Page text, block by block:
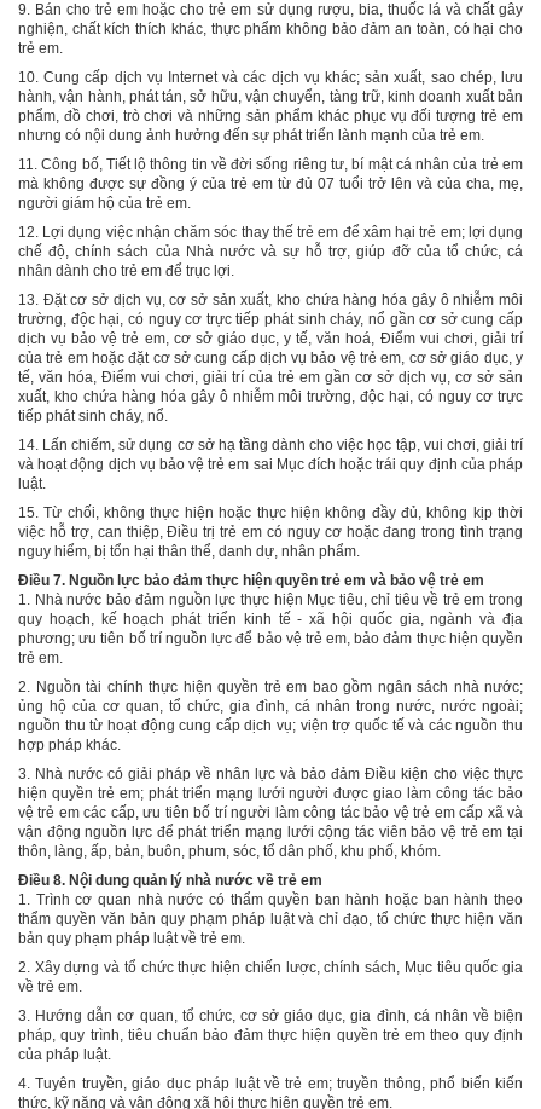
9. Bán cho trẻ em hoặc cho trẻ em sử dụng rượu, bia, thuốc lá và chất gây
nghiện, chất kích thích khác, thực phẩm không bảo đảm an toàn, có hại cho
trẻ em.
10.Cung cấp dịch vụ Internet và các dịch vụ khác; sản xuất, sao chép, lưu
hành, vận hành, phát tán, sở hữu, vận chuyển, tàng trữ, kinh doanh xuất bản
phẩm, đồ chơi, trò chơi và những sản phẩm khác phục vụ đối tượng trẻ em
nhưng có nội dung ảnh hưởng đến sự phát triển lành mạnh của trẻ em.
11. Công bố, Tiết lộ thông tin về đời sống riêng tư, bí mật cá nhân của trẻ em
mà không được sự đồng ý của trẻ em từ đủ 07 tuổi trở lên và của cha, mẹ,
người giám hộ của trẻ em.
12. Lợi dụng việc nhận chăm sóc thay thế trẻ em để xâm hại trẻ em; lợi dụng
chế độ, chính sách của Nhà nước và sự hỗ trợ, giúp đỡ của tổ chức, cá
nhân dành cho trẻ em để trục lợi.
13. Đặt cơ sở dịch vụ, cơ sở sản xuất, kho chứa hàng hóa gây ô nhiễm môi
trường, độc hại, có nguy cơ trực tiếp phát sinh cháy, nổ gần cơ sở cung cấp
dịch vụ bảo vệ trẻ em, cơ sở giáo dục, y tế, văn hoá, Điểm vui chơi, giải trí
của trẻ em hoặc đặt cơ sở cung cấp dịch vụ bảo vệ trẻ em, cơ sở giáo dục, y
tế, văn hóa, Điểm vui chơi, giải trí của trẻ em gần cơ sở dịch vụ, cơ sở sản
xuất, kho chứa hàng hóa gây ô nhiễm môi trường, độc hại, có nguy cơ trực
tiếp phát sinh cháy, nổ.
14. Lấn chiếm, sử dụng cơ sở hạ tầng dành cho việc học tập, vui chơi, giải trí
và hoạt động dịch vụ bảo vệ trẻ em sai Mục đích hoặc trái quy định của pháp
luật.
15. Từ chối, không thực hiện hoặc thực hiện không đầy đủ, không kịp thời
việc hỗ trợ, can thiệp, Điều trị trẻ em có nguy cơ hoặc đang trong tình trạng
nguy hiểm, bị tổn hại thân thể, danh dự, nhân phẩm.
Điều 7. Nguồn lực bảo đảm thực hiện quyền trẻ em và bảo vệ trẻ em
1. Nhà nước bảo đảm nguồn lực thực hiện Mục tiêu, chỉ tiêu về trẻ em trong
quy hoạch, kế hoạch phát triển kinh tế - xã hội quốc gia, ngành và địa
phương; ưu tiên bố trí nguồn lực để bảo vệ trẻ em, bảo đảm thực hiện quyền
trẻ em.
2. Nguồn tài chính thực hiện quyền trẻ em bao gồm ngân sách nhà nước;
ủng hộ của cơ quan, tổ chức, gia đình, cá nhân trong nước, nước ngoài;
nguồn thu từ hoạt động cung cấp dịch vụ; viện trợ quốc tế và các nguồn thu
hợp pháp khác.
3. Nhà nước có giải pháp về nhân lực và bảo đảm Điều kiện cho việc thực
hiện quyền trẻ em;phát triển mạng lưới người được giao làm công tác bảo
vệ trẻ em các cấp, ưu tiên bố trí người làm công tác bảo vệ trẻ em cấp xã và
vận động nguồn lực để phát triển mạng lưới cộng tác viên bảo vệ trẻ em tại
thôn, làng, ấp, bản, buôn, phum, sóc, tổ dân phố, khu phố, khóm.
Điều 8. Nội dung quản lý nhà nước về trẻ em
1. Trình cơ quan nhà nước có thẩm quyền ban hành hoặc ban hành theo
thẩm quyền văn bản quy phạm pháp luật và chỉ đạo, tổ chức thực hiện văn
bản quy phạm pháp luật về trẻ em.
2. Xây dựng và tổ chức thực hiện chiến lược, chính sách, Mục tiêu quốc gia
về trẻ em.
3. Hướng dẫn cơ quan, tổ chức, cơ sở giáo dục, gia đình, cá nhân về biện
pháp, quy trình, tiêu chuẩn bảo đảm thực hiện quyền trẻ em theo quy định
của pháp luật.
4.Tuyên truyền, giáo dục pháp luật về trẻ em; truyền thông, phổ biến kiến
thức, kỹ năng và vận động xã hội thực hiện quyền trẻ em.